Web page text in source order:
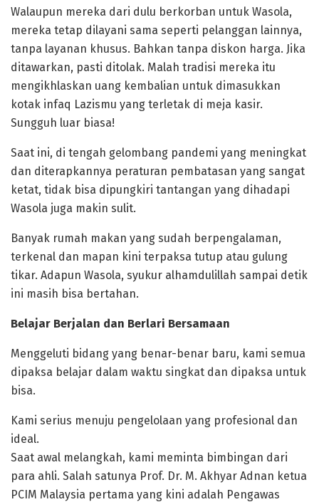
Walaupun mereka dari dulu berkorban untuk Wasola,
mereka tetap dilayani sama seperti pelanggan lainnya,
tanpa layanan khusus. Bahkan tanpa diskon harga. Jika
ditawarkan, pasti ditolak. Malah tradisi mereka itu
mengikhlaskan uang kembalian untuk dimasukkan
kotak infaq Lazismu yang terletak di meja kasir.
Sungguh luar biasa!
Saat ini, di tengah gelombang pandemi yang meningkat
dan diterapkannya peraturan pembatasan yang sangat
ketat, tidak bisa dipungkiri tantangan yang dihadapi
Wasola juga makin sulit.
Banyak rumah makan yang sudah berpengalaman,
terkenal dan mapan kini terpaksa tutup atau gulung
tikar. Adapun Wasola, syukur alhamdulillah sampai detik
ini masih bisa bertahan.
Belajar Berjalan dan Berlari Bersamaan
Menggeluti bidang yang benar-benar baru, kami semua
dipaksa belajar dalam waktu singkat dan dipaksa untuk
bisa.
Kami serius menuju pengelolaan yang profesional dan
ideal.
Saat awal melangkah, kami meminta bimbingan dari
para ahli. Salah satunya Prof. Dr. M. Akhyar Adnan ketua
PCIM Malaysia pertama yang kini adalah Pengawas